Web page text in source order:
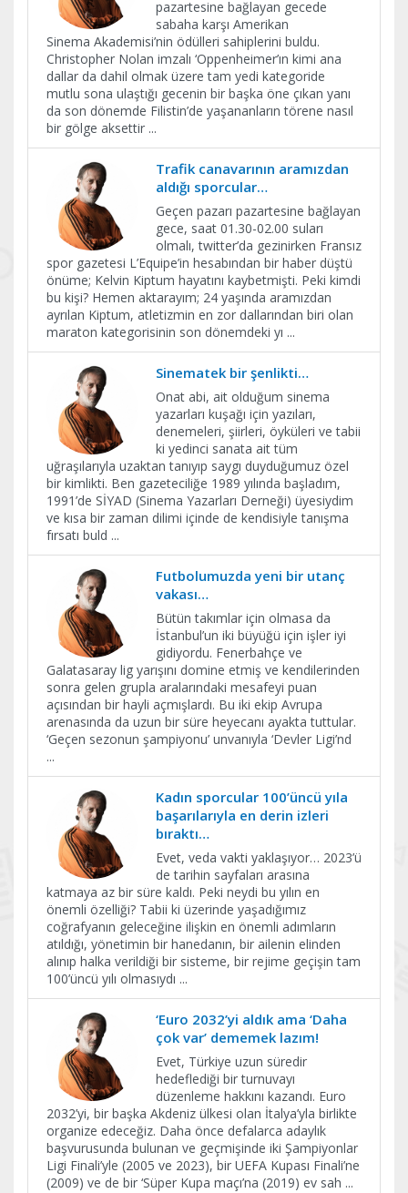
pazartesine bağlayan gecede
sabaha karşı Amerikan
Sinema Akademisi’nin ödülleri sahiplerini buldu.
Christopher Nolan imzalı ‘Oppenheimer’ın kimi ana
dallar da dahil olmak üzere tam yedi kategoride
mutlu sona ulaştığı gecenin bir başka öne çıkan yanı
da son dönemde Filistin’de yaşananların törene nasıl
bir gölge aksettir ...
Trafik canavarının aramızdan
aldığı sporcular…
Geçen pazarı pazartesine bağlayan
gece, saat 01.30-02.00 suları
olmalı, twitter’da gezinirken Fransız
spor gazetesi L’Equipe’in hesabından bir haber düştü
önüme; Kelvin Kiptum hayatını kaybetmişti. Peki kimdi
bu kişi? Hemen aktarayım; 24 yaşında aramızdan
ayrılan Kiptum, atletizmin en zor dallarından biri olan
maraton kategorisinin son dönemdeki yı ...
Sinematek bir şenlikti…
Onat abi, ait olduğum sinema
yazarları kuşağı için yazıları,
denemeleri, şiirleri, öyküleri ve tabii
ki yedinci sanata ait tüm
uğraşılarıyla uzaktan tanıyıp saygı duyduğumuz özel
bir kimlikti. Ben gazeteciliğe 1989 yılında başladım,
1991’de SİYAD (Sinema Yazarları Derneği) üyesiydim
ve kısa bir zaman dilimi içinde de kendisiyle tanışma
fırsatı buld ...
Futbolumuzda yeni bir utanç
vakası…
Bütün takımlar için olmasa da
İstanbul’un iki büyüğü için işler iyi
gidiyordu. Fenerbahçe ve
Galatasaray lig yarışını domine etmiş ve kendilerinden
sonra gelen grupla aralarındaki mesafeyi puan
açısından bir hayli açmışlardı. Bu iki ekip Avrupa
arenasında da uzun bir süre heyecanı ayakta tuttular.
‘Geçen sezonun şampiyonu’ unvanıyla ‘Devler Ligi’nd
...
Kadın sporcular 100’üncü yıla
başarılarıyla en derin izleri
bıraktı…
Evet, veda vakti yaklaşıyor… 2023’ü
de tarihin sayfaları arasına
katmaya az bir süre kaldı. Peki neydi bu yılın en
önemli özelliği? Tabii ki üzerinde yaşadığımız
coğrafyanın geleceğine ilişkin en önemli adımların
atıldığı, yönetimin bir hanedanın, bir ailenin elinden
alınıp halka verildiği bir sisteme, bir rejime geçişin tam
100’üncü yılı olmasıydı ...
‘Euro 2032’yi aldık ama ‘Daha
çok var’ dememek lazım!
Evet, Türkiye uzun süredir
hedeflediği bir turnuvayı
düzenleme hakkını kazandı. Euro
2032’yi, bir başka Akdeniz ülkesi olan İtalya’yla birlikte
organize edeceğiz. Daha önce defalarca adaylık
başvurusunda bulunan ve geçmişinde iki Şampiyonlar
Ligi Finali’yle (2005 ve 2023), bir UEFA Kupası Finali’ne
(2009) ve de bir ‘Süper Kupa maçı’na (2019) ev sah ...